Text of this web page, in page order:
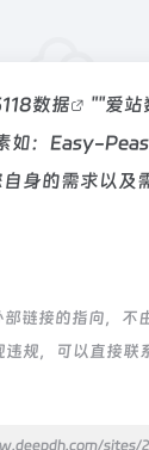
数据 ""爱站
如：Easy-
身的需求以及
链接的指向，不
规，可以直接联
sites/